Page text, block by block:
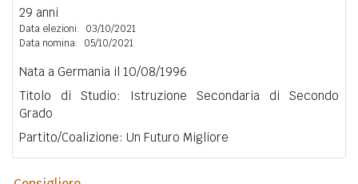
29 anni
Data elezioni:
03/10/2021
Data nomina:
05/10/2021
Nata a Germania il 10/08/1996
Titolo di Studio: Istruzione Secondaria di Secondo
Grado
Partito/Coalizione: Un Futuro Migliore